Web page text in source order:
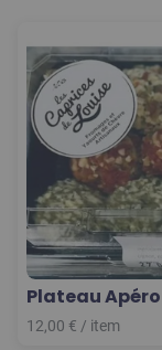
Plateau
12,00 € / item